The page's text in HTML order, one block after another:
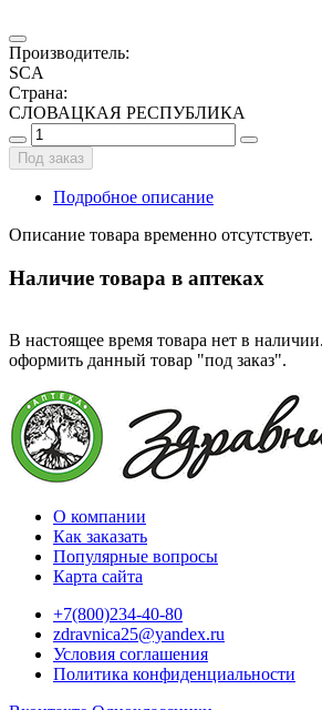
Производитель:
SCA
Страна:
СЛОВАЦКАЯ РЕСПУБЛИКА
Под заказ
Подробное описание
Описание товара временно отсутствует.
Наличие товара в аптеках
В настоящее время товара нет в
оформить данный товар "под заказ".
О компании
Как заказать
Популярные вопросы
Карта сайта
+7(800)234-40-80
zdravnica25@yandex.ru
Условия соглашения
Политика конфиденциальности